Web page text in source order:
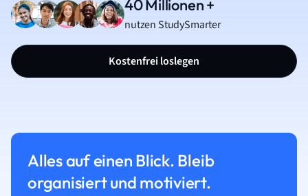
40 Millionen +
nutzen StudySmarter
Kostenfrei loslegen
Alles auf einen Blick. Bleib
organisiert und motiviert.